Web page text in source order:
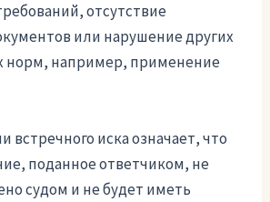
отсутствие
или нарушение других
норм, например, применение
встречного иска означает, что
поданное ответчиком, не
судом и не будет иметь